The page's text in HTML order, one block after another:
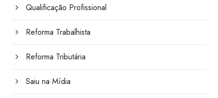
Qualificação Profissional
Reforma Trabalhista
Reforma Tributária
Saiu na Mídia